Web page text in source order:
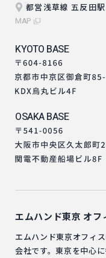
都営浅草線 五反田
MAP
KYOTO BASE
OSAKA BASE
エムハンド東京 オフ
エムハンド東京オフィ
会社です。東京を中心